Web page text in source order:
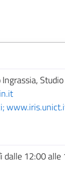
12:00